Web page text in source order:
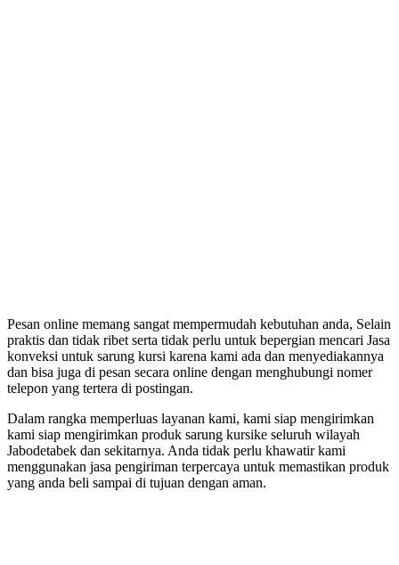
Pesan online memang sangat mempermudah kebutuhan anda, Selain
praktis dan tidak ribet serta tidak perlu untuk bepergian mencari Jasa
konveksi untuk sarung kursi karena kami ada dan menyediakannya
dan bisa juga di pesan secara online dengan menghubungi nomer
telepon yang tertera di postingan.
Dalam rangka memperluas layanan kami, kami siap mengirimkan
kami siap mengirimkan produk sarung kursike seluruh wilayah
Jabodetabek dan sekitarnya. Anda tidak perlu khawatir kami
menggunakan jasa pengiriman terpercaya untuk memastikan produk
yang anda beli sampai di tujuan dengan aman.